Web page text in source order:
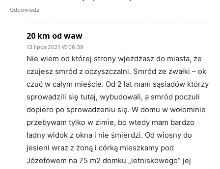
Odpowiedz
20 km od waw
13 lipca 2021 W 06:39
Nie wiem od której strony wjeżdżasz do miasta, że
czujesz smród z oczyszczalni. Smród ze zwałki – ok
czuć w całym mieście. Od 2 lat mam sąsiadów którzy
sprowadzili się tutaj, wybudowali, a smród poczuli
dopiero po sprowadzeniu się. W domu w wołominie
przebywam tylko w zimie, bo wtedy mam bardzo
ładny widok z okna i nie śmierdzi. Od wiosny do
jesieni wraz z żoną i córką mieszkamy pod
Józefowem na 75 m2 domku „letniskowego” jej